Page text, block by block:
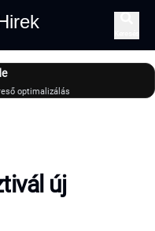
optimalizálás
új